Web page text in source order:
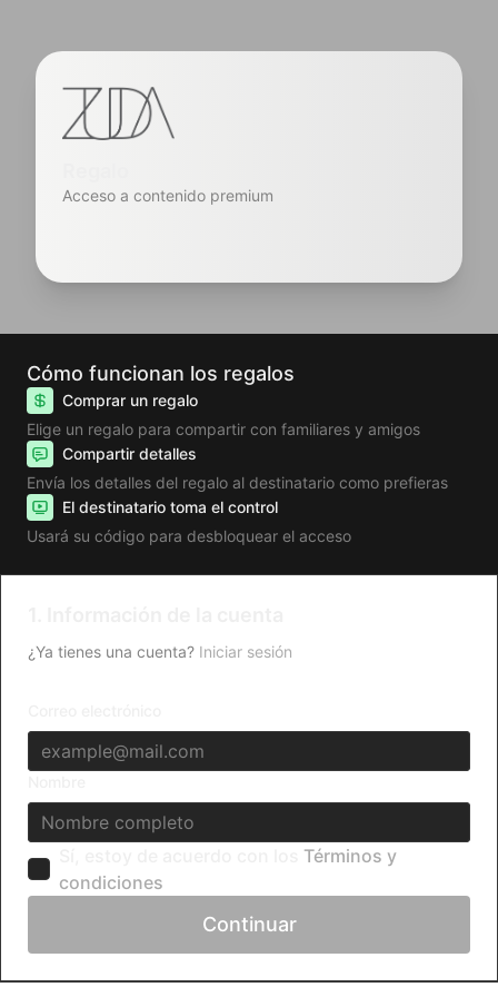
¿Ya tienes una cuenta? Iniciar sesión
Términos y
condiciones
Continuar
Acceso a contenido premium
Cómo funcionan los regalos
Comprar un regalo
Elige un regalo para compartir con familiares y amigos
Compartir detalles
Envía los detalles del regalo al destinatario como prefieras
El destinatario toma el control
Usará su código para desbloquear el acceso